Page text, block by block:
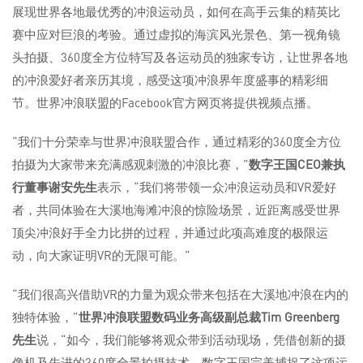
展现世界各地最优秀的冲浪运动员，如何在高手云集的精英比
赛中应对巨浪的考验。通过虚拟的海滨风光景色、第一视角镜
头拍摄、360度全方位特写及各运动员的独家专访，让世界各地
的冲浪爱好者亲历其境，感受这项冲浪界年度盛事的精彩细
节。世界冲浪联盟的Facebook官方网页将提供视频点播。
“我们十分荣幸与世界冲浪联盟合作，通过精彩的360度全方位
拍摄为大家带来充满感观刺激的冲浪比赛，”数字王国CEO兼执
行董事谢安先生表示，“我们将带领一众冲浪运动员和VR爱好
者，共同体验在大溪地海滩冲浪的惊险场景，近距离感受世界
顶尖冲浪好手全力比拼的过程，并通过此项高难度的极限运
动，向大家证明VR的无限可能。”
“我们很高兴借助VR的力量为观众带来包括在大溪地冲浪在内的
独特体验，”世界冲浪联盟数码业务高级副总裁Tim Greenberg
先生说，“如今，我们能够将观众带到活动现场，凭借创新的摄